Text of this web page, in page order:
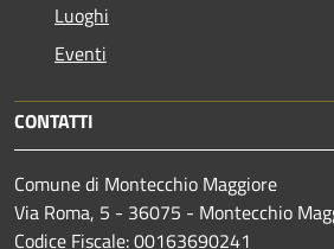
Luoghi
Eventi
CONTATTI
Comune di Montecchio Maggiore
Via Roma, 5 - 36075 - Montecchio
Codice Fiscale: 00163690241